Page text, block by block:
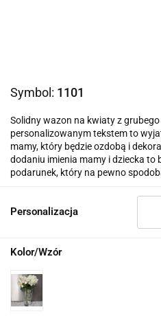
Symbol: 1101
Solidny wazon na kwiaty z
personalizowanym tekstem to
mamy, który będzie ozdobą i
dodaniu imienia mamy i dziecka to
podarunek, który na pewno
Personalizacja
Kolor/Wzór